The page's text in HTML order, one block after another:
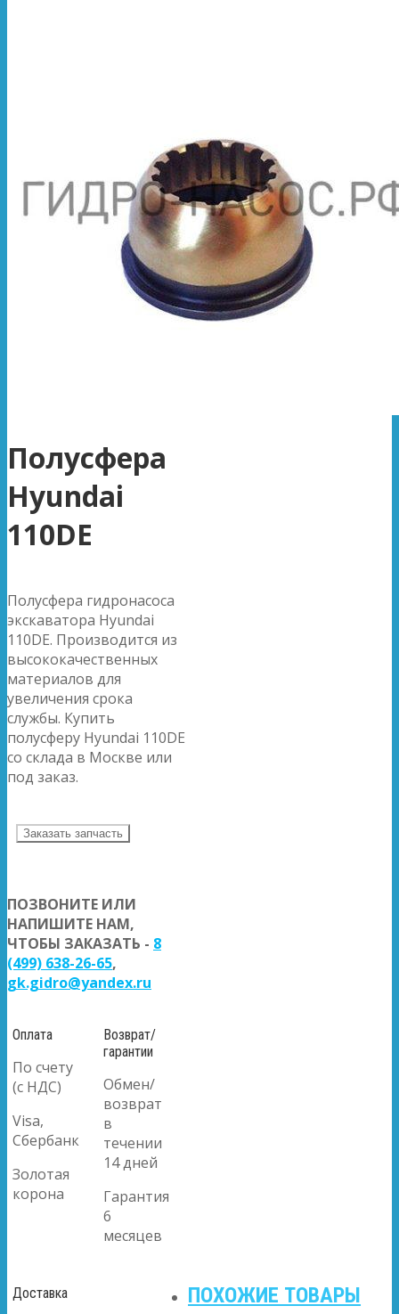
Полусфера
Hyundai
110DE
Полусфера гидронасоса
экскаватора Hyundai
110DE. Производится из
высококачественных
материалов для
увеличения срока
службы. Купить
полусферу Hyundai 110DE
со склада в Москве или
под заказ.
Заказать запчасть
ПОЗВОНИТЕ ИЛИ
НАПИШИТЕ НАМ,
ЧТОБЫ ЗАКАЗАТЬ - 8
(499) 638-26-65,
gk.gidro@yandex.ru
Оплата
По счету
(с НДС)
Visa,
Сбербанк
Золотая
корона
Возврат/
гарантии
Обмен/
возврат
в
течении
14 дней
Гарантия
6
месяцев
Доставка ПОХОЖИЕ ТОВАРЫ